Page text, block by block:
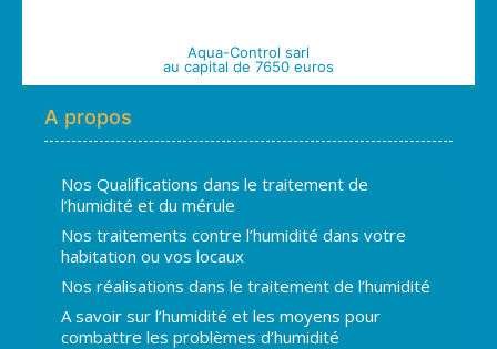
Aqua-Control sarl
au capital de 7650 euros
A propos
Nos Qualifications dans le traitement de
l’humidité et du mérule
Nos traitements contre l’humidité dans votre
habitation ou vos locaux
Nos réalisations dans le traitement de l’humidité
A savoir sur l’humidité et les moyens pour
combattre les problèmes d’humidité